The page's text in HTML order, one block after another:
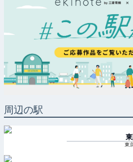
周辺の駅
東